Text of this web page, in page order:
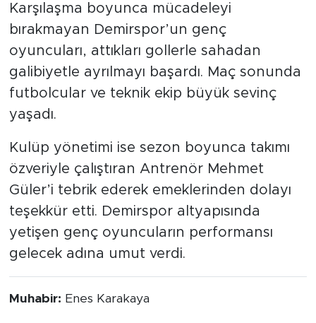
Karşılaşma boyunca mücadeleyi
bırakmayan Demirspor’un genç
oyuncuları, attıkları gollerle sahadan
galibiyetle ayrılmayı başardı. Maç sonunda
futbolcular ve teknik ekip büyük sevinç
yaşadı.
Kulüp yönetimi ise sezon boyunca takımı
özveriyle çalıştıran Antrenör Mehmet
Güler’i tebrik ederek emeklerinden dolayı
teşekkür etti. Demirspor altyapısında
yetişen genç oyuncuların performansı
gelecek adına umut verdi.
Muhabir: Enes Karakaya